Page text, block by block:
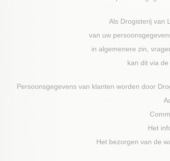
Als Drogisterij van
van uw
in algemenere zin,
kan dit via
Persoonsgegevens van klanten worden door
Het
Het bezorgen van de